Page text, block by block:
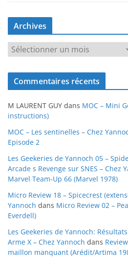
Archives
r
c
v
e
s
Commentaires récents
M LAURENT GUY dans MOC – Mini
instructions)
MOC – Les sentinelles – Chez
Episode 2
Les Geekeries de Yannoch 05 –
Arcade s Revenge sur SNES – Chez
Marvel Team-Up 66 (Marvel 1978)
Micro Review 18 – Spicecrest
Yannoch dans Micro Review 02 –
Everdell)
Les Geekeries de Yannoch:
Arme X – Chez Yannoch dans
maillon manquant (Arédit/Artima